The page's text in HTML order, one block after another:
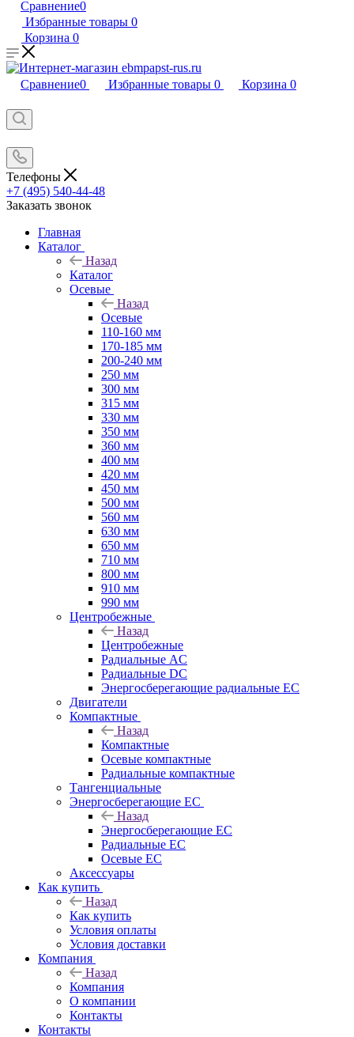
Сравнение0
Избранные товары 0
Корзина 0
Сравнение0 Избранные товары 0 Корзина 0
Телефоны
+7 (495) 540-44-48
Заказать звонок
Главная
Каталог
Назад
Каталог
Осевые
Назад
Осевые
110-160 мм
170-185 мм
200-240 мм
250 мм
300 мм
315 мм
330 мм
350 мм
360 мм
400 мм
420 мм
450 мм
500 мм
560 мм
630 мм
650 мм
710 мм
800 мм
910 мм
990 мм
Центробежные
Назад
Центробежные
Радиальные AC
Радиальные DC
Энергосберегающие радиальные EC
Двигатели
Компактные
Назад
Компактные
Осевые компактные
Радиальные компактные
Тангенциальные
Энергосберегающие EC
Назад
Энергосберегающие EC
Радиальные EC
Осевые EC
Аксессуары
Как купить
Назад
Как купить
Условия оплаты
Условия доставки
Компания
Назад
Компания
О компании
Контакты
Контакты